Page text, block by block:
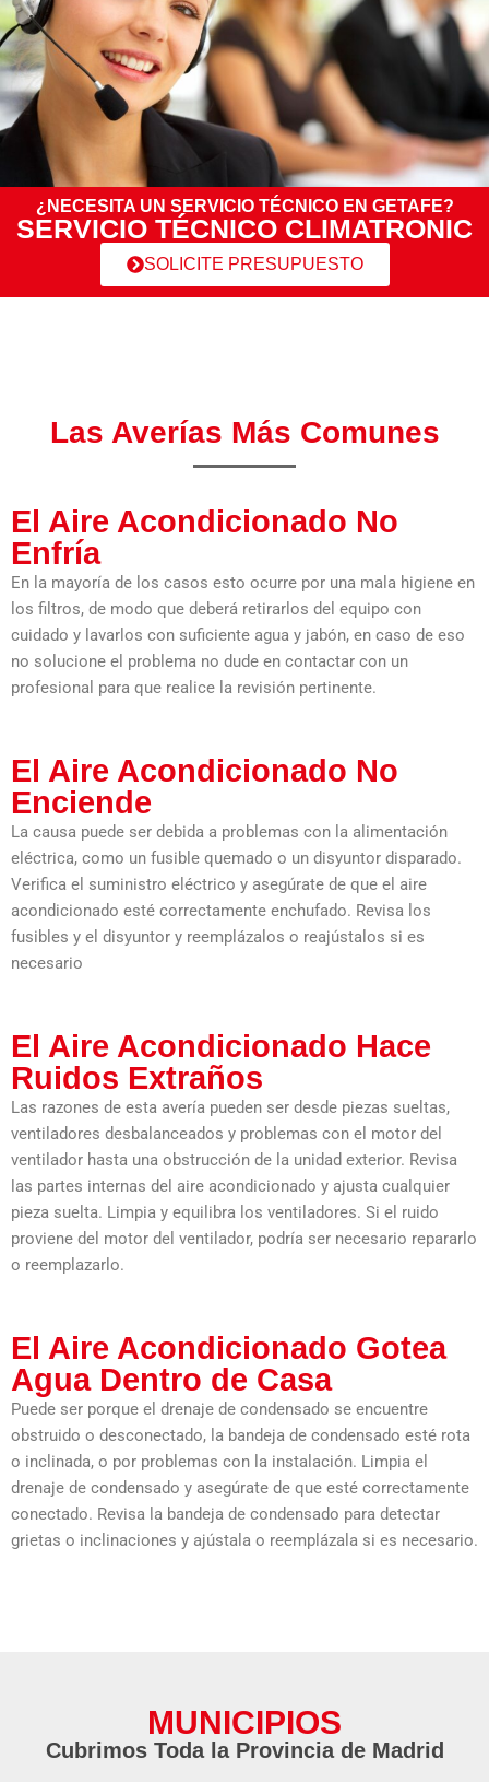
¿NECESITA UN SERVICIO TÉCNICO EN GETAFE?
SERVICIO TÉCNICO CLIMATRONIC
SOLICITE PRESUPUESTO
Las Averías Más Comunes
El Aire Acondicionado No
Enfría
En la mayoría de los casos esto ocurre por una mala higiene en
los filtros, de modo que deberá retirarlos del equipo con
cuidado y lavarlos con suficiente agua y jabón, en caso de eso
no solucione el problema no dude en contactar con un
profesional para que realice la revisión pertinente.
El Aire Acondicionado No
Enciende
La causa puede ser debida a problemas con la alimentación
eléctrica, como un fusible quemado o un disyuntor disparado.
Verifica el suministro eléctrico y asegúrate de que el aire
acondicionado esté correctamente enchufado. Revisa los
fusibles y el disyuntor y reemplázalos o reajústalos si es
necesario
El Aire Acondicionado Hace
Ruidos Extraños
Las razones de esta avería pueden ser desde piezas sueltas,
ventiladores desbalanceados y problemas con el motor del
ventilador hasta una obstrucción de la unidad exterior. Revisa
las partes internas del aire acondicionado y ajusta cualquier
pieza suelta. Limpia y equilibra los ventiladores. Si el ruido
proviene del motor del ventilador, podría ser necesario repararlo
o reemplazarlo.
El Aire Acondicionado Gotea
Agua Dentro de Casa
Puede ser porque el drenaje de condensado se encuentre
obstruido o desconectado, la bandeja de condensado esté rota
o inclinada, o por problemas con la instalación. Limpia el
drenaje de condensado y asegúrate de que esté correctamente
conectado. Revisa la bandeja de condensado para detectar
grietas o inclinaciones y ajústala o reemplázala si es necesario.
MUNICIPIOS
Cubrimos Toda la Provincia de Madrid